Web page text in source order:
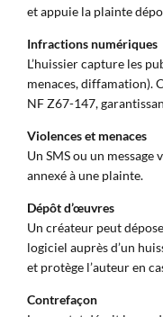
et appuie la plainte
Infractions numériques
L’huissier capture les
menaces, diffamation).
NF Z67-147,
Violences et menaces
Un SMS ou un
annexé à une plainte.
Dépôt d’œuvres
Un créateur peut
logiciel auprès d’un
et protège l’auteur en
Contrefaçon